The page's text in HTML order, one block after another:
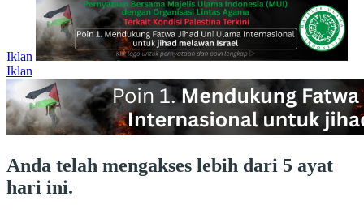
Iklan
Iklan
Anda telah mengakses lebih dari 5 ayat
hari ini.